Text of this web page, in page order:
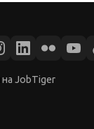
на JobTiger